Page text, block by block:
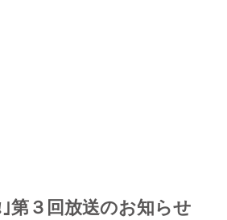
第３回放送のお知らせ